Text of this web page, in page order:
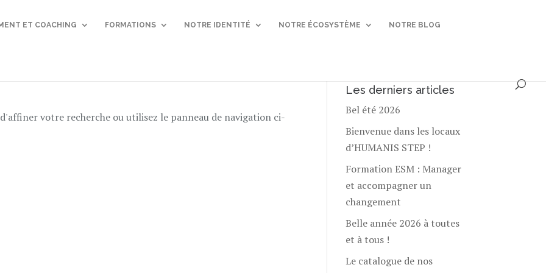
ET COACHING FORMATIONS NOTRE IDENTITÉ NOTRE ÉCOSYSTÈME NOTRE BLOG
votre recherche ou utilisez le panneau de navigation ci-
Les derniers articles
Bel été 2026
Bienvenue dans les locaux
d’HUMANIS STEP !
Formation ESM : Manager
et accompagner un
changement
Belle année 2026 à toutes
et à tous !
Le catalogue de nos